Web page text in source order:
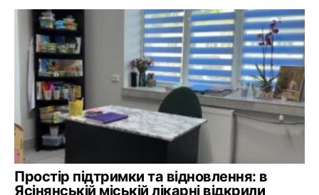
Простір підтримки та відновлення: в
Ясінянській міській лікарні відкрили